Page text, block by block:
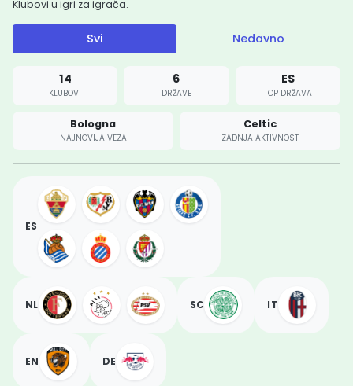
Klubovi u igri za igrača.
Svi Nedavno
14
KLUBOVI
6
DRŽAVE
ES
TOP DRŽAVA
Bologna
NAJNOVIJA VEZA
Celtic
ZADNJA AKTIVNOST
ES
NL SC IT
EN DE